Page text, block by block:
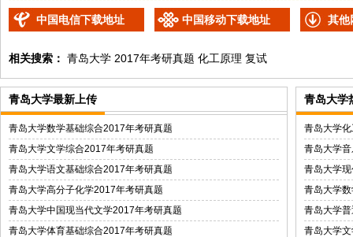
中国电信下载地址 中国移动下载地址 其他
相关搜索： 青岛大学 2017年考研真题 化工原理 复试
青岛大学最新上传
青岛大学数学基础综合2017年考研真题
青岛大学文学综合2017年考研真题
青岛大学语文基础综合2017年考研真题
青岛大学高分子化学2017年考研真题
青岛大学中国现当代文学2017年考研真题
青岛大学体育基础综合2017年考研真题
青岛大学
青岛大学
青岛大学
青岛大学
青岛大学
青岛大学
青岛大学